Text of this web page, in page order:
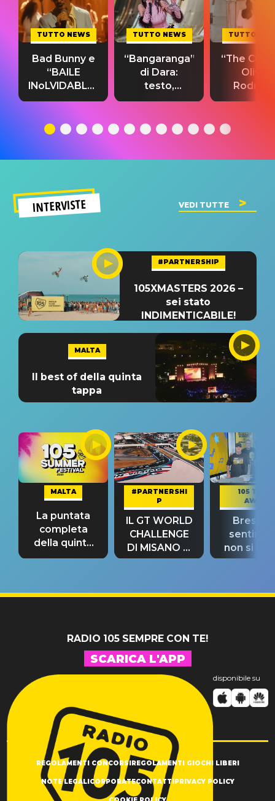
TUTTO NEWS
Bad Bunny e
“BAILE
INoLVIDABLE”:
testo,
significato
TUTTO NEWS
“Bangaranga”
di Dara:
testo,
traduzione e
del singolo
TUTTO
“The
Olivia
testo,
INTERVISTE VEDI TUTTE
#PARTNERSHIP
105XMASTERS 2026 –
sei stato
INDIMENTICABILE!
MALTA
Il best of della quinta
tappa
MALTA
La puntata
completa
della quinta
tappa
#PARTNERSHI
P
IL GT WORLD
CHALLENGE
DI MISANO si
riconferma
105 TAKE
AWAY
Bresh:
non si
fino alla
RADIO 105 SEMPRE CON TE!
SCARICA L'APP
disponibile su
REGOLAMENTI CONCORSI REGOLAMENTI GIOCHI LIBERI
NOTE LEGALI CORPORATECONTATTI PRIVACY POLICY